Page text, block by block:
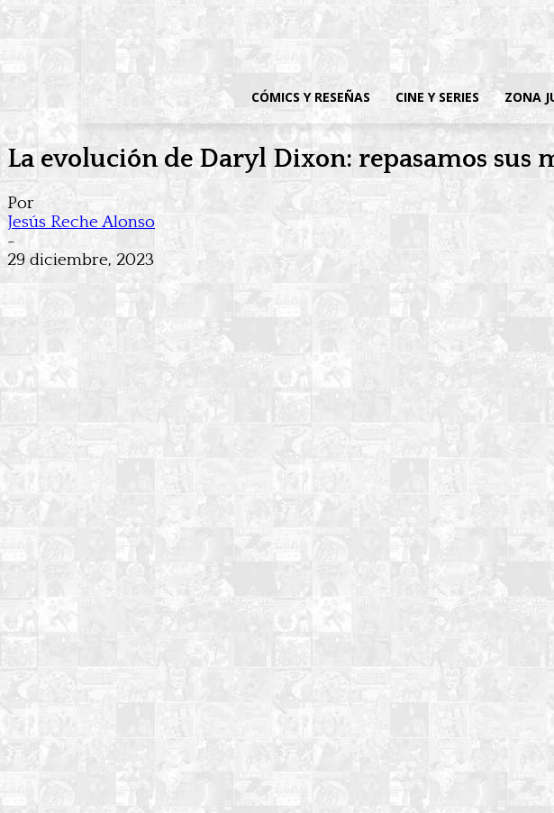
CÓMICS Y RESEÑAS CINE Y SERIES ZONA
La evolución de Daryl Dixon: repasamos sus
Por
Jesús Reche Alonso
-
29 diciembre, 2023